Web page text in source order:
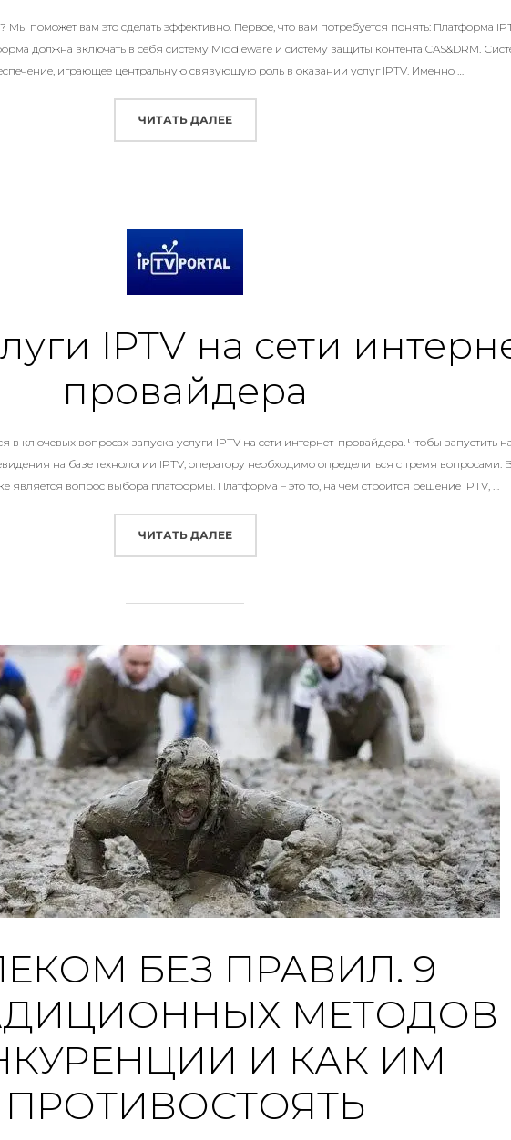
Мы поможет вам это сделать эффективно. Первое, что вам потребуется понять: Платформа
должна включать в себя систему Middleware и систему защиты контента CAS&DRM.
играющее центральную связующую роль в оказании услуг IPTV. Именно …
ЧИТАТЬ ДАЛЕЕ«САМОУЧИТЕЛЬ ДЛЯ ISP ПО ЗАПУСКУ
IPTV на сети
провайдера
в ключевых вопросах запуска услуги IPTV на сети интернет-провайдера. Чтобы запустить
на базе технологии IPTV, оператору необходимо определиться с тремя вопросами.
является вопрос выбора платформы. Платформа – это то, на чем строится решение IPTV, …
ЧИТАТЬ ДАЛЕЕ«ЗАПУСК УСЛУГИ IPTV НА СЕТИ ИНТЕРНЕТ-
БЕЗ ПРАВИЛ. 9
МЕТОДОВ
И КАК ИМ
ПРОТИВОСТОЯТЬ